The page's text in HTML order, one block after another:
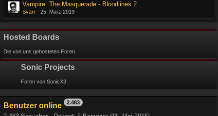
Vampire: The Masquerade - Bloodlines 2
Svarr - 25. März 2019
Hosted Boards
Die von uns gehosteten Foren.
Sonic Projects
Foren von SonicX3
Benutzer online 2.483